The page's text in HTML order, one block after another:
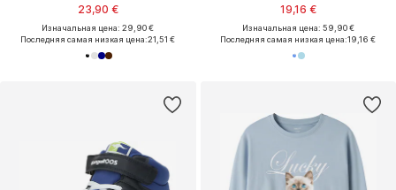
23,90 €
Изначальная цена: 29,90 €
Последняя самая низкая цена:21,51 €
19,16 €
Изначальная цена: 59,90 €
Последняя самая низкая цена:19,16 €